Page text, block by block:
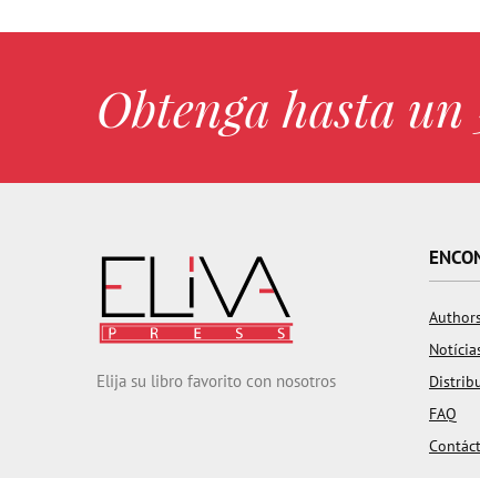
Obtenga hasta un
Elija su libro favorito con nosotros
FAQ